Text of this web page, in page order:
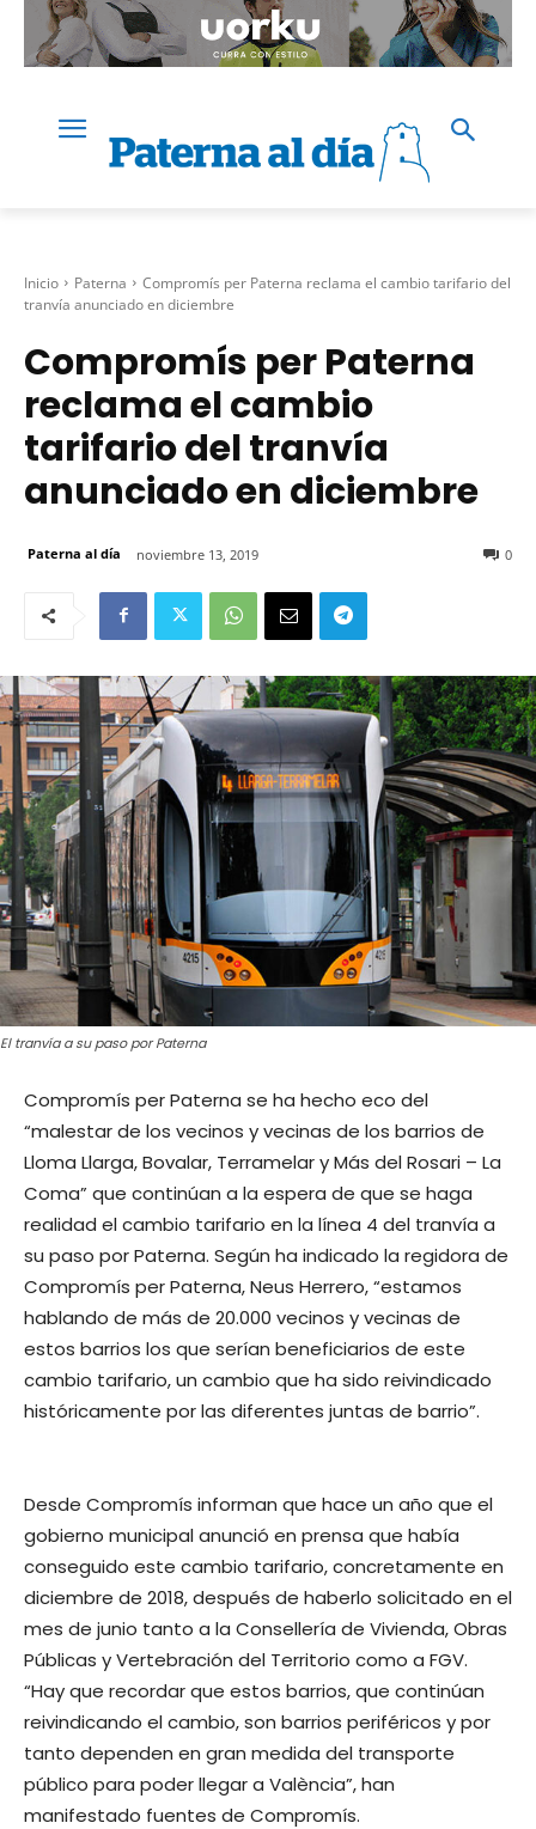
Inicio Paterna
Compromís per Paterna reclama el cambio tarifario del
tranvía anunciado en diciembre
Compromís per Paterna
reclama el cambio
tarifario del tranvía
anunciado en diciembre
Paterna al día noviembre 13, 2019 0
El tranvía a su paso por Paterna
Compromís per Paterna se ha hecho eco del
“malestar de los vecinos y vecinas de los barrios de
Lloma Llarga, Bovalar, Terramelar y Más del Rosari – La
Coma” que continúan a la espera de que se haga
realidad el cambio tarifario en la línea 4 del tranvía a
su paso por Paterna. Según ha indicado la regidora de
Compromís per Paterna, Neus Herrero, “estamos
hablando de más de 20.000 vecinos y vecinas de
estos barrios los que serían beneficiarios de este
cambio tarifario, un cambio que ha sido reivindicado
históricamente por las diferentes juntas de barrio”.
Desde Compromís informan que hace un año que el
gobierno municipal anunció en prensa que había
conseguido este cambio tarifario, concretamente en
diciembre de 2018, después de haberlo solicitado en el
mes de junio tanto a la Consellería de Vivienda, Obras
Públicas y Vertebración del Territorio como a FGV.
“Hay que recordar que estos barrios, que continúan
reivindicando el cambio, son barrios periféricos y por
tanto dependen en gran medida del transporte
público para poder llegar a València”, han
manifestado fuentes de Compromís.